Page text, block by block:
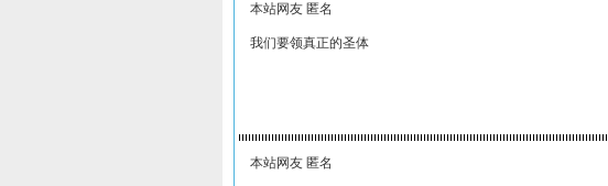
本站网友 匿名
我们要领真正的圣体
本站网友 匿名